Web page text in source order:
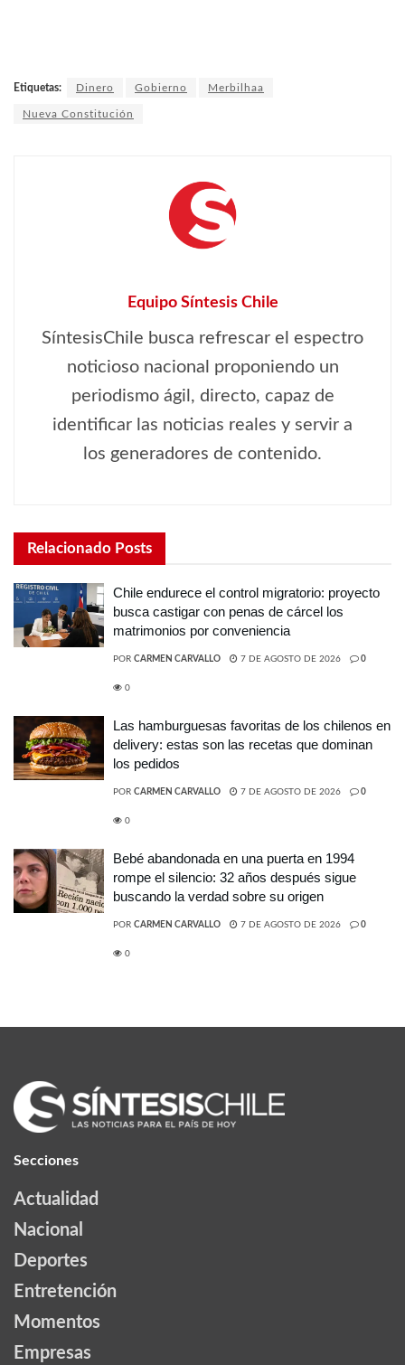
Etiquetas: Dinero Gobierno Merbilhaa
Nueva Constitución
Equipo Síntesis Chile
SíntesisChile busca refrescar el espectro
noticioso nacional proponiendo un
periodismo ágil, directo, capaz de
identificar las noticias reales y servir a
los generadores de contenido.
Relacionado Posts
Chile endurece el control migratorio: proyecto
busca castigar con penas de cárcel los
matrimonios por conveniencia
POR CARMEN CARVALLO 7 DE AGOSTO DE 2026 0
0
Las hamburguesas favoritas de los chilenos en
delivery: estas son las recetas que dominan
los pedidos
POR CARMEN CARVALLO 7 DE AGOSTO DE 2026 0
0
Bebé abandonada en una puerta en 1994
rompe el silencio: 32 años después sigue
buscando la verdad sobre su origen
POR CARMEN CARVALLO 7 DE AGOSTO DE 2026 0
0
Secciones
Actualidad
Nacional
Deportes
Entretención
Momentos
Empresas